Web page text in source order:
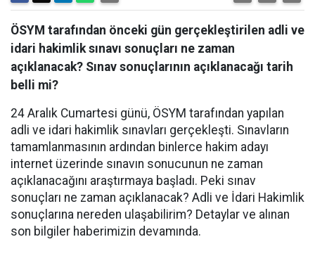
ÖSYM tarafından önceki gün gerçekleştirilen adli ve
idari hakimlik sınavı sonuçları ne zaman
açıklanacak? Sınav sonuçlarının açıklanacağı tarih
belli mi?
24 Aralık Cumartesi günü, ÖSYM tarafından yapılan
adli ve idari hakimlik sınavları gerçekleşti. Sınavların
tamamlanmasının ardından binlerce hakim adayı
internet üzerinde sınavın sonucunun ne zaman
açıklanacağını araştırmaya başladı. Peki sınav
sonuçları ne zaman açıklanacak? Adli ve İdari Hakimlik
sonuçlarına nereden ulaşabilirim? Detaylar ve alınan
son bilgiler haberimizin devamında.